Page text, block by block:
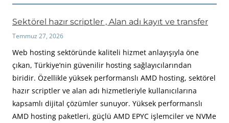
Sektörel hazır scriptler , Alan adı kayıt ve transfer
Temmuz 27, 2026
Web hosting sektöründe kaliteli hizmet anlayışıyla öne
çıkan, Türkiye’nin güvenilir hosting sağlayıcılarından
biridir. Özellikle yüksek performanslı AMD hosting, sektörel
hazır scriptler ve alan adı hizmetleriyle kullanıcılarına
kapsamlı dijital çözümler sunuyor. Yüksek performanslı
AMD hosting paketleri, güçlü AMD EPYC işlemciler ve NVMe